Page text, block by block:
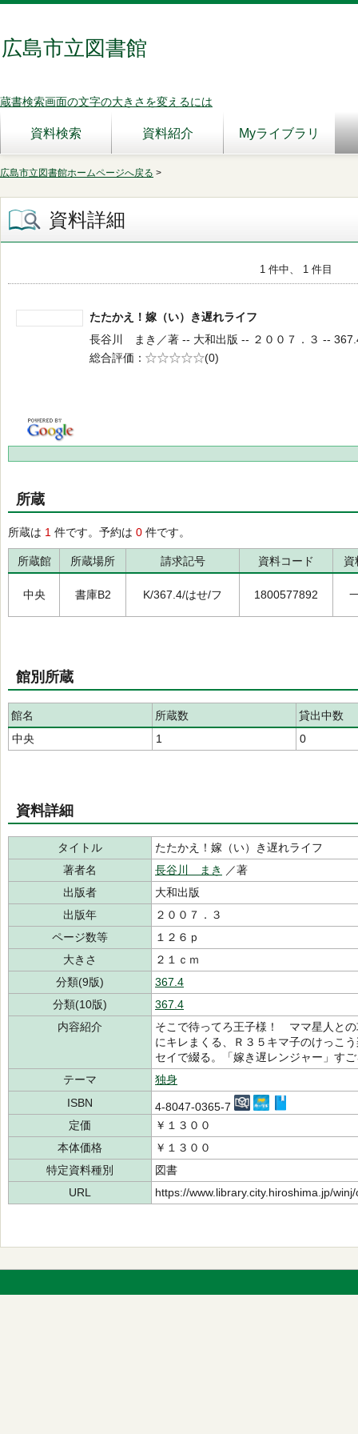
広島市立図書館
蔵書検索画面の文字の大きさを変えるには
資料検索 資料紹介 Myライブラリ
広島市立図書館ホームページへ戻る >
資料詳細
1 件中、 1 件目
たたかえ！嫁（い）き遅れライフ
長谷川 まき／著 -- 大和出版 -- ２００７．３ --
総合評価
5段階評価
(0)
所蔵
所蔵は 1 件です。予約は 0 件です。
所蔵館 所蔵場所 請求記号 資料コード 資
中央 書庫B2 K/367.4/はせ/フ 1800577892
館別所蔵
館名 所蔵数
貸出中数
中央
1 0
資料詳細
タイトル
たたかえ！嫁（い）き遅れライフ
著者名
長谷川 まき
／著
出版者
大和出版
出版年
２００７．３
ページ数等
１２６ｐ
大きさ
２１ｃｍ
分類(9版)
367.4
分類(10版)
367.4
内容紹介
そこで待ってろ王子様！ ママ星人と
にキレまくる、Ｒ３５キマ子のけっこ
セイで綴る。「嫁き遅レンジャー」す
テーマ
独身
ISBN
4-8047-0365-7
定価
￥１３００
本体価格
￥１３００
特定資料種別
図書
URL
https://www.library.city.hiroshima.jp/